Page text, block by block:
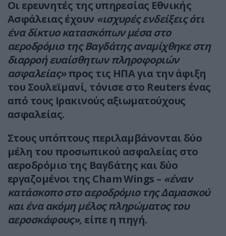
Οι ερευνητές της υπηρεσίας Εθνικής
Ασφάλειας έχουν «ισχυρές ενδείξεις ότι
ένα δίκτυο κατασκόπων μέσα στο
αεροδρόμιο της Βαγδάτης αναμίχθηκε στη
διαρροή ευαίσθητων πληροφοριών
ασφαλείας»προς τις ΗΠΑ για την άφιξη
του Σουλεϊμανί, τόνισε στο Reuters ένας
από τους Ιρακινούς αξιωματούχους
ασφαλείας.
Στους υπόπτους περιλαμβάνονται δύο
μέλη του προσωπικού ασφαλείας στο
αεροδρόμιο της Βαγδάτης και δύο
εργαζομένοι της Cham Wings – «έναν
κατάσκοπο στο αεροδρόμιο της Δαμασκού
και ένα ακόμη μέλος πληρώματος του
αεροσκάφους», είπε η πηγή.